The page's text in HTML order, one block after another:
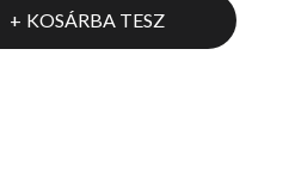
KOSÁRBA TESZ